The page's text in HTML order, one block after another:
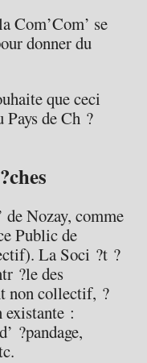
Com’Com’ se
donner du
que ceci
Pays de Ch ?
de Nozay, comme
Public de
La Soci ?t ?
?le des
non collectif, ?
:
?pandage,